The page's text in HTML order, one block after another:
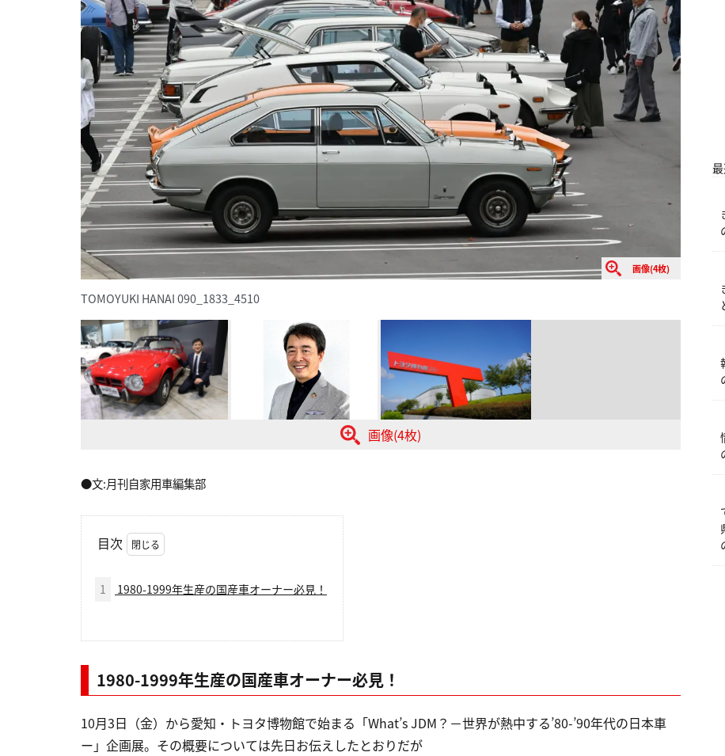
画像(4枚)
TOMOYUKI HANAI 090_1833_4510
画像(4枚)
●文:月刊自家用車編集部
目次
1 1980-1999年生産の国産車オーナー必見！
1980-1999年生産の国産車オーナー必見！
10月3日（金）から愛知・トヨタ博物館で始まる「What’s JDM？－世界が熱中する’80-’90年代の日本車
ー」企画展。その概要については先日お伝えしたとおりだが